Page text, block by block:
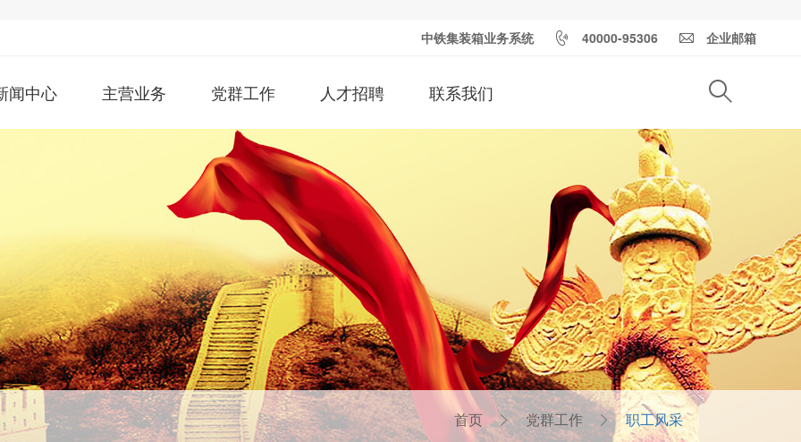
中铁集装箱业务系统 40000-95306 企业邮箱
闻中心 主营业务 党群工作 人才招聘 联系我们
首页 党群工作 职工风采